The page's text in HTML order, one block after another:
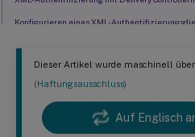
Dieser Artikel wurde maschinell
(Haftungsausschluss)
Auf Englisch
Konfigurieren eines XML-